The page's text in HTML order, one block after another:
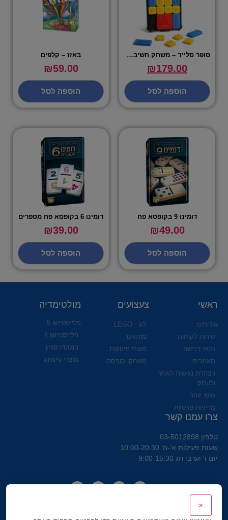
סופר סלייד – משחק חשיבה אלקטרוני
₪179.00
הוספה לסל
באזז – קלפים
₪59.00
הוספה לסל
דומינו 9 בקופסא פח
₪49.00
הוספה לסל
דומינו 6 בקופסא פח מספרים
₪39.00
הוספה לסל
ראשי
אודותינו
שירות לקוחות
תנאי רכישה
מאמרים
הצהרת נגישות לאתר
ולעסק
שושי זוהר
מדיניות פרטיות
צעצועים
לגו - LEGO
מותגים
מוצרי תינוקות
משחקי קופסה
מולטימדיה
פלייסטיישן 5
פלייסטיישן 4
נינטנדו סוויץ
מוצרי גיימינג
צרו עמנו קשר
טלפון 03-5012898
שעות פעילות א’-ה’ 10:00-20:30
יום ו' וערבי חג 9:00-15:30
×